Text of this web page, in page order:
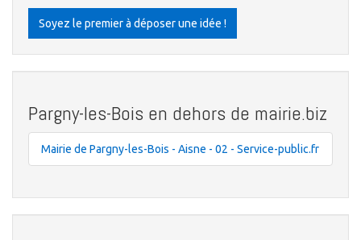
Soyez le premier à déposer une idée !
Pargny-les-Bois en dehors de mairie.biz
Mairie de Pargny-les-Bois - Aisne - 02 - Service-public.fr